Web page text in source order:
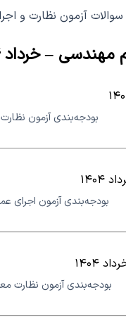
آزمون نظارت و
– خرداد ۱۴۰۴
بودجه‌بندی آزمون نظارت
بودجه‌بندی آزمون اجرای
بودجه‌بندی آزمون نظارت